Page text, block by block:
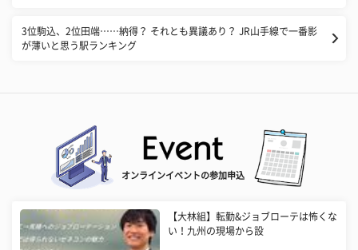
3位駒込、2位田端……納得？ それとも異議あり？ JR山手線で一番影
が薄いと思う駅ランキング
オンラインイベントの参加申込
【大林組】転勤&ジョブローテは怖くな
い！九州の現場から設